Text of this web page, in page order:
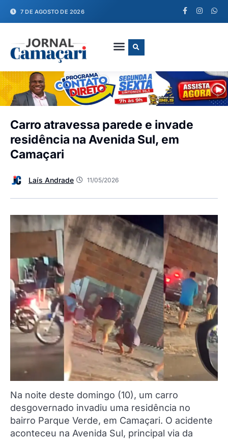
7 DE AGOSTO DE 2026
Carro atravessa parede e invade
residência na Avenida Sul, em
Camaçari
Laís Andrade 11/05/2026
Na noite deste domingo (10), um carro
desgovernado invadiu uma residência no
bairro Parque Verde, em Camaçari. O acidente
aconteceu na Avenida Sul, principal via da